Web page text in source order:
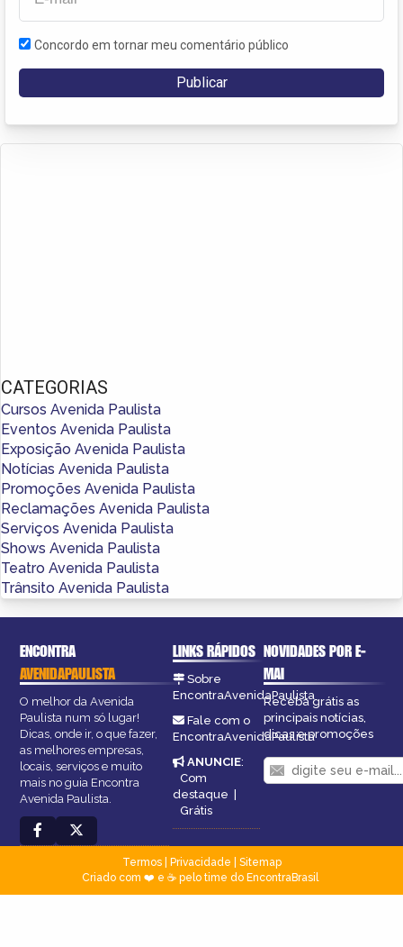
Concordo em tornar meu comentário público
CATEGORIAS
Cursos Avenida Paulista
Eventos Avenida Paulista
Exposição Avenida Paulista
Notícias Avenida Paulista
Promoções Avenida Paulista
Reclamações Avenida Paulista
Serviços Avenida Paulista
Shows Avenida Paulista
Teatro Avenida Paulista
Trânsito Avenida Paulista
ENCONTRA
AVENIDAPAULISTA
O melhor da Avenida
Paulista num só lugar!
Dicas, onde ir, o que fazer,
as melhores empresas,
locais, serviços e muito
mais no guia Encontra
Avenida Paulista.
LINKS RÁPIDOS
Sobre
EncontraAvenidaPaulista
Fale com o
EncontraAvenidaPaulista
ANUNCIE:
Com
destaque
Grátis
NOVIDADES POR E-
MAI
Receba grátis as
principais notícias,
dicas e promoções
Termos| Privacidade
Sitemap
Criado com ❤️ e ☕ pelo time do EncontraBrasil